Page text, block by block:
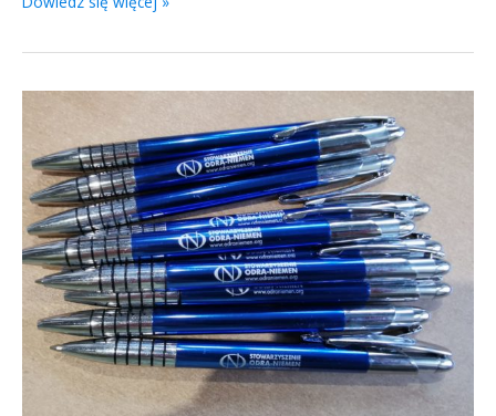
Konkurs
Formularz
sprawozdania